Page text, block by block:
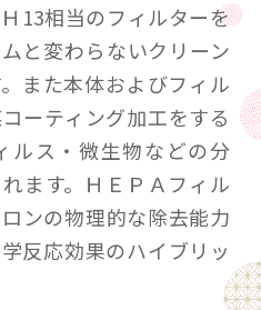
13相当のフィルターを
と変わらないクリーン
また本体およびフィル
ーティング加工をする
ルス・微生物などの分
ます。ＨＥＰＡフィル
ンの物理的な除去能力
反応効果のハイブリッ
レベルの浮遊ウィルス